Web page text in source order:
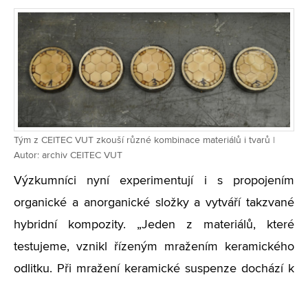
Tým z CEITEC VUT zkouší různé kombinace materiálů i tvarů |
Autor: archiv CEITEC VUT
Výzkumníci nyní experimentují i s propojením
organické a anorganické složky a vytváří takzvané
hybridní kompozity. „Jeden z materiálů, které
testujeme, vznikl řízeným mražením keramického
odlitku. Při mražení keramické suspenze dochází k